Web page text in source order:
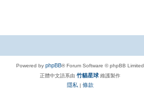
Powered by phpBB® Forum Software © phpBB Limited
正體中文語系由 竹貓星球 維護製作
隱私| 條款